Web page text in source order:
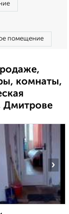
помещение
комнаты,
Дмитрове
›